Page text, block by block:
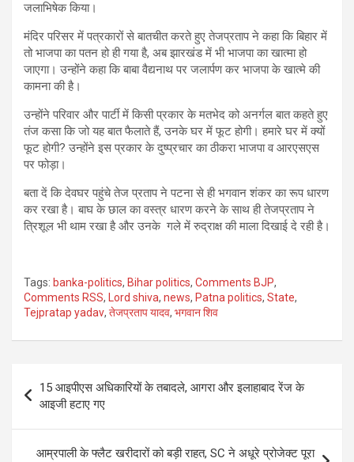
जलाभिषेक किया।
मंदिर परिसर में पत्रकारों से बातचीत करते हुए तेजप्रताप ने कहा कि बिहार में
तो भाजपा का पतन हो ही गया है, अब झारखंड में भी भाजपा का खात्मा हो
जाएगा। उन्होंने कहा कि बाबा वैद्यनाथ पर जलार्पण कर भाजपा के खात्मे की
कामना की है।
उन्होंने परिवार और पार्टी में किसी प्रकार के मतभेद को अनर्गल बात कहते हुए
तंज कसा कि जो यह बात फैलाते हैं, उनके घर में फूट होगी। हमारे घर में क्यों
फूट होगी? उन्होंने इस प्रकार के दुष्प्रचार का ठीकरा भाजपा व आरएसएस
पर फोड़ा।
बता दें कि देवघर पहुंचे तेज प्रताप ने पटना से ही भगवान शंकर का रूप धारण
कर रखा है। बाघ के छाल का वस्त्र धारण करने के साथ ही तेजप्रताप ने
त्रिशूल भी थाम रखा है और उनके गले में रुद्राक्ष की माला दिखाई दे रही है।
Tags: banka-politics, Bihar politics, Comments BJP,
Comments RSS, Lord shiva, news, Patna politics, State,
Tejpratap yadav, तेजप्रताप यादव, भगवान शिव
navigation
15 आइपीएस अधिकारियों के तबादले, आगरा और इलाहाबाद रेंज के
आइजी हटाए गए
आम्रपाली के फ्लैट खरीदारों को बड़ी राहत, SC ने अधूरे प्रोजेक्ट पूरा